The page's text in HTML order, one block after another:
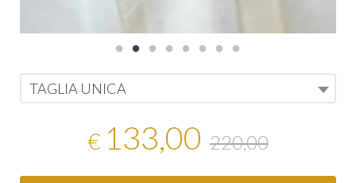
TAGLIA UNICA
€ 133,00 220,00